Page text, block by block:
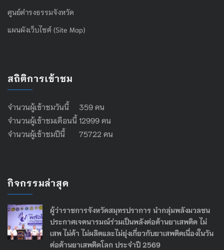
ศูนย์ดำรงธรรมจังหวัด
แผนผังเว็บไซต์ (Site Map)
สถิติการเข้าชม
จำนวนผู้เข้าชมวันนี้ 359 คน
จำนวนผู้เข้าชมเดือนนี้ 12999 คน
จำนวนผู้เข้าชมปีนี้ 75722 คน
กิจกรรมล่าสุด
ผู้ว่าราชการจังหวัดสมุทรปราการ นำกลุ่มพลังมวลชน
ประกาศเจตนารมณ์ร่วมเป็นพลังต่อต้านยาเสพติด ไม่
เสพ ไม่ค้า ไม่ผลิตและไม่ยุ่งเกี่ยวกับยาเสพติดเนื่องในวัน
ต่อต้านยาเสพติดโลก ประจำปี 2569